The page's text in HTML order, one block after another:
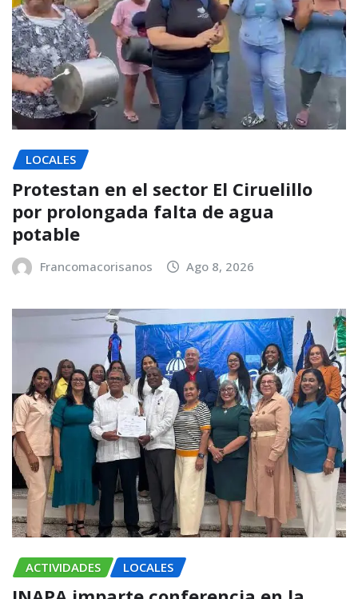
LOCALES
Protestan en el sector El Ciruelillo
por prolongada falta de agua
potable
Francomacorisanos Ago 8, 2026
ACTIVIDADES LOCALES